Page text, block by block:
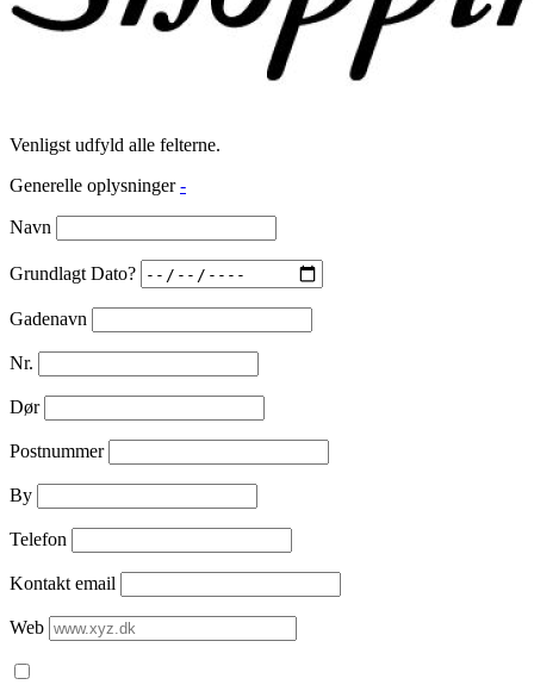
Venligst udfyld alle felterne.
Generelle oplysninger -
Navn
Grundlagt Dato?
Gadenavn
Nr.
Dør
Postnummer
By
Telefon
Kontakt email
Web